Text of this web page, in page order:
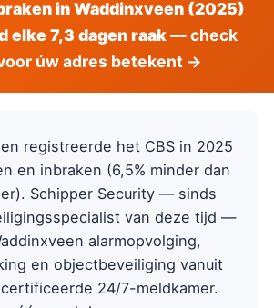
in Waddinxveen (2025)
elke 7,3 dagen raak— check
úw adres betekent →
registreerde het CBS in 2025
en inbraken (6,5% minder dan
Schipper Security — sinds
van deze tijd —
alarmopvolging,
en objectbeveiliging vanuit
24/7-meldkamer.